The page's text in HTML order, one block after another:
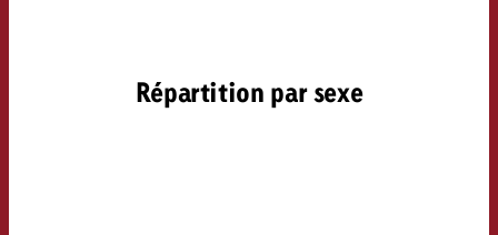
Répartition par sexe